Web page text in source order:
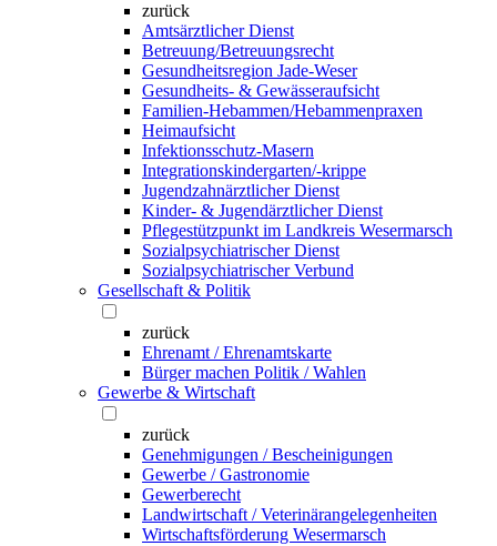
zurück
Amtsärztlicher Dienst
Betreuung/Betreuungsrecht
Gesundheitsregion Jade-Weser
Gesundheits- & Gewässeraufsicht
Familien-Hebammen/Hebammenpraxen
Heimaufsicht
Infektionsschutz-Masern
Integrationskindergarten/-krippe
Jugendzahnärztlicher Dienst
Kinder- & Jugendärztlicher Dienst
Pflegestützpunkt im Landkreis Wesermarsch
Sozialpsychiatrischer Dienst
Sozialpsychiatrischer Verbund
Gesellschaft & Politik
zurück
Ehrenamt / Ehrenamtskarte
Bürger machen Politik / Wahlen
Gewerbe & Wirtschaft
zurück
Genehmigungen / Bescheinigungen
Gewerbe / Gastronomie
Gewerberecht
Landwirtschaft / Veterinärangelegenheiten
Wirtschaftsförderung Wesermarsch